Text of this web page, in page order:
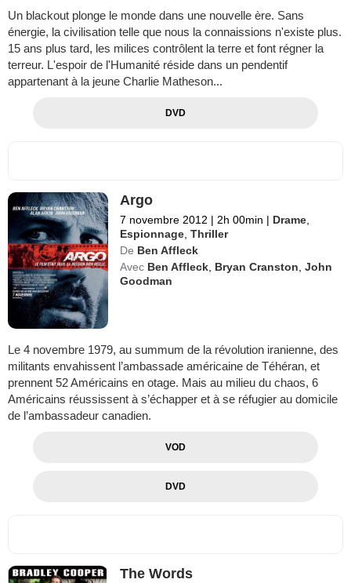
Un blackout plonge le monde dans une nouvelle ère. Sans
énergie, la civilisation telle que nous la connaissions n'existe plus.
15 ans plus tard, les milices contrôlent la terre et font régner la
terreur. L'espoir de l'Humanité réside dans un pendentif
appartenant à la jeune Charlie Matheson...
DVD
Argo
7 novembre 2012 | 2h 00min | Drame
Espionnage ,Thriller
De Ben Affleck
Avec Ben Affleck Bryan Cranston ,John
Goodman
Le 4 novembre 1979, au summum de la révolution iranienne, des
militants envahissent l’ambassade américaine de Téhéran, et
prennent 52 Américains en otage. Mais au milieu du chaos, 6
Américains réussissent à s’échapper et à se réfugier au domicile
de l’ambassadeur canadien.
VOD
DVD
The Words